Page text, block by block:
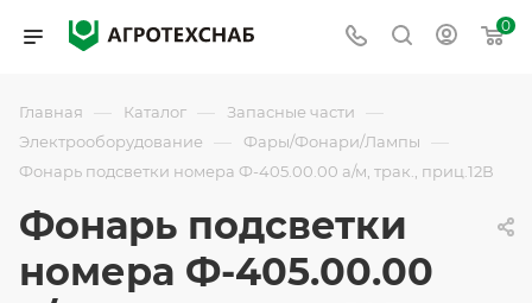
0
Главная — Каталог — Запасные части —
Электрооборудование — Фары/Фонари/Лампы —
Фонарь подсветки номера Ф-405.00.00 а/м, трак., приц.12В
Фонарь подсветки
номера Ф-405.00.00